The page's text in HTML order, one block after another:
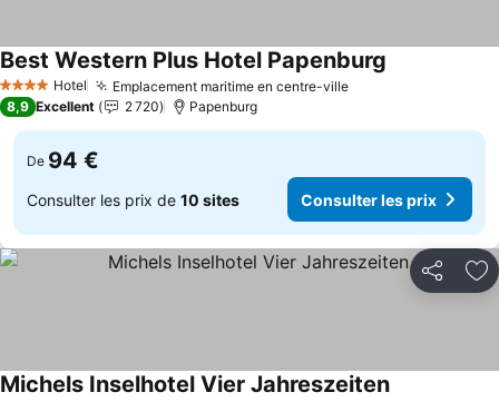
4 Étoiles Hotel Emplacement maritime en centre-ville
Best Western Plus Hotel Papenburg
8,9 Excellent 2 720 Papenburg
De 94 €
Consulter les prix de 10 sites Consulter les prix
Partager
Michels Inselhotel Vier Jahreszeiten